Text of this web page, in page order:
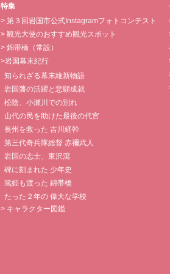
特集
> 第３回岩国市公式Instagramフォトコンテスト
> 観光大使のおすすめ観光スポット
> 錦帯橋（常設）
>岩国幕末紀行
知られざる幕末維新物語
岩国藩の活躍と悲願成就
松陰、小瀬川での別れ
山代の民を助けた最後の代官
長州を救った 吉川経幹
第三代奇兵隊総督 赤禰武人
岩国の志士、東沢瀉
碑に刻まれた 少年史
篤姫も渡った 錦帯橋
たった２年の 偉大な学校
> キャラクター図鑑